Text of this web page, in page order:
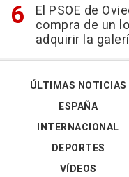
El PSOE de
compra de un
adquirir la
ÚLTIMAS NOTICIAS
ESPAÑA
INTERNACIONAL
DEPORTES
VÍDEOS